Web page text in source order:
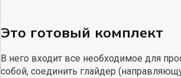
Это готовый комплект
В него входит все необходимое для
собой, соединить глайдер